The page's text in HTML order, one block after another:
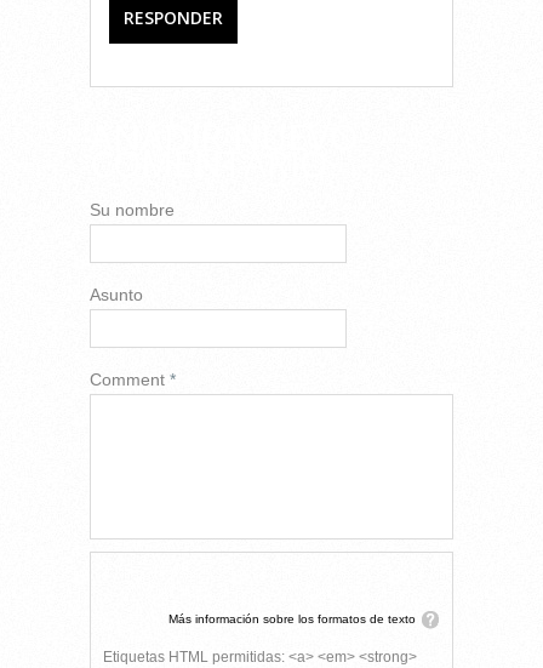
RESPONDER
Su nombre
Asunto
Comment *
Más información sobre los formatos de texto
Etiquetas HTML permitidas: <a> <em> <strong>